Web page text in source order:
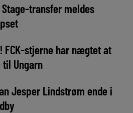
transfer meldes
FCK-stjerne har nægtet at
til Ungarn
Jesper Lindstrøm ende i